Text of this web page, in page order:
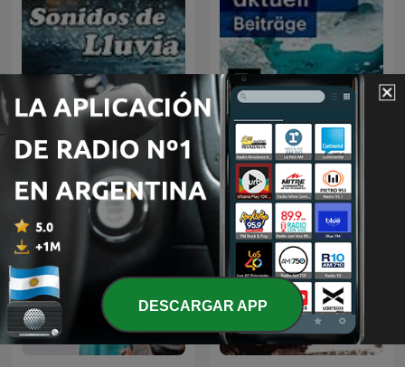
Sonidos de Lluvia Forschung aktuell
DESCARGAR APP